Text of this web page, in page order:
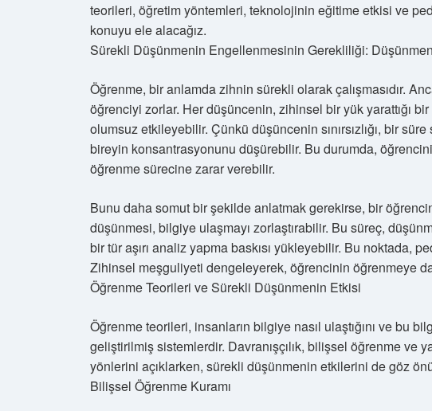
teorileri, öğretim yöntemleri, teknolojinin eğitime etkisi ve
konuyu ele alacağız.
Sürekli Düşünmenin Engellenmesinin Gerekliliği:
Öğrenme, bir anlamda zihnin sürekli olarak çalışmasıdır.
öğrenciyi zorlar. Her düşüncenin, zihinsel bir yük yarattığı
olumsuz etkileyebilir. Çünkü düşüncenin sınırsızlığı, bir
bireyin konsantrasyonunu düşürebilir. Bu durumda,
öğrenme sürecine zarar verebilir.
Bunu daha somut bir şekilde anlatmak gerekirse, bir
düşünmesi, bilgiye ulaşmayı zorlaştırabilir. Bu süreç,
bir tür aşırı analiz yapma baskısı yükleyebilir. Bu noktada,
Zihinsel meşguliyeti dengeleyerek, öğrencinin öğrenmeye
Öğrenme Teorileri ve Sürekli Düşünmenin Etkisi
Öğrenme teorileri, insanların bilgiye nasıl ulaştığını ve bu
geliştirilmiş sistemlerdir. Davranışçılık, bilişsel öğrenme ve
yönlerini açıklarken, sürekli düşünmenin etkilerini de göz
Bilişsel Öğrenme Kuramı